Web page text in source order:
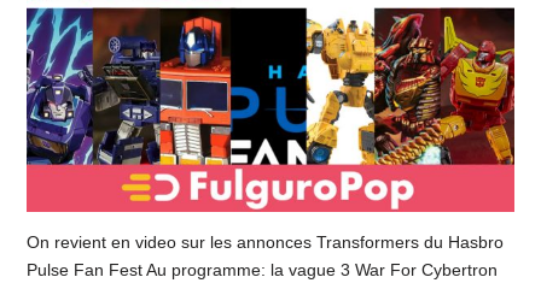
On revient en video sur les annonces Transformers du Hasbro
Pulse Fan Fest Au programme: la vague 3 War For Cybertron